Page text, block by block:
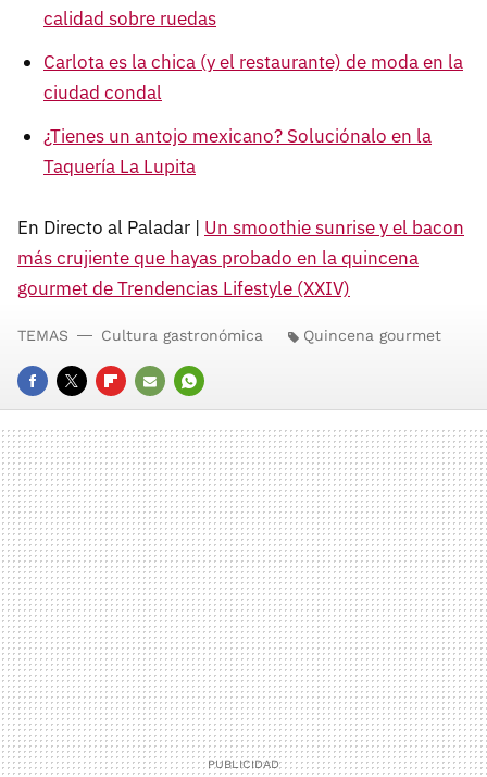
calidad sobre ruedas
Carlota es la chica (y el restaurante) de moda en la
ciudad condal
¿Tienes un antojo mexicano? Soluciónalo en la
Taquería La Lupita
En Directo al Paladar | Un smoothie sunrise y el bacon
más crujiente que hayas probado en la quincena
gourmet de Trendencias Lifestyle (XXIV)
FACEBOOK
TWITTERFLIPBOARD
E-
MAIL
WHATSAPP
TEMAS Cultura gastronómica Quincena gourmet